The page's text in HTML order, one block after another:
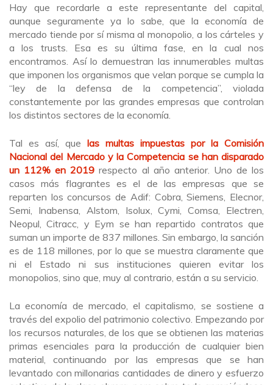
Hay que recordarle a este representante del capital,
aunque seguramente ya lo sabe, que la economía de
mercado tiende por sí misma al monopolio, a los cárteles y
a los trusts. Esa es su última fase, en la cual nos
encontramos. Así lo demuestran las innumerables multas
que imponen los organismos que velan porque se cumpla la
“ley de la defensa de la competencia”, violada
constantemente por las grandes empresas que controlan
los distintos sectores de la economía.
Tal es así, que las multas impuestas por la Comisión
Nacional del Mercado y la Competencia se han disparado
un 112% en 2019 respecto al año anterior. Uno de los
casos más flagrantes es el de las empresas que se
reparten los concursos de Adif: Cobra, Siemens, Elecnor,
Semi, Inabensa, Alstom, Isolux, Cymi, Comsa, Electren,
Neopul, Citracc, y Eym se han repartido contratos que
suman un importe de 837 millones. Sin embargo, la sanción
es de 118 millones, por lo que se muestra claramente que
ni el Estado ni sus instituciones quieren evitar los
monopolios, sino que, muy al contrario, están a su servicio.
La economía de mercado, el capitalismo, se sostiene a
través del expolio del patrimonio colectivo. Empezando por
los recursos naturales, de los que se obtienen las materias
primas esenciales para la producción de cualquier bien
material, continuando por las empresas que se han
levantado con millonarias cantidades de dinero y esfuerzo